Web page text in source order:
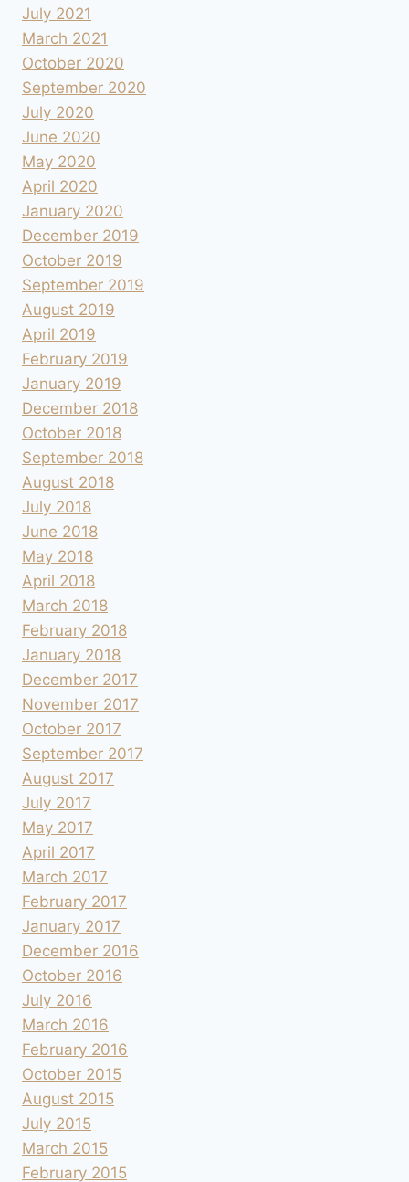
July 2021
March 2021
October 2020
September 2020
July 2020
June 2020
May 2020
April 2020
January 2020
December 2019
October 2019
September 2019
August 2019
April 2019
February 2019
January 2019
December 2018
October 2018
September 2018
August 2018
July 2018
June 2018
May 2018
April 2018
March 2018
February 2018
January 2018
December 2017
November 2017
October 2017
September 2017
August 2017
July 2017
May 2017
April 2017
March 2017
February 2017
January 2017
December 2016
October 2016
July 2016
March 2016
February 2016
October 2015
August 2015
July 2015
March 2015
February 2015